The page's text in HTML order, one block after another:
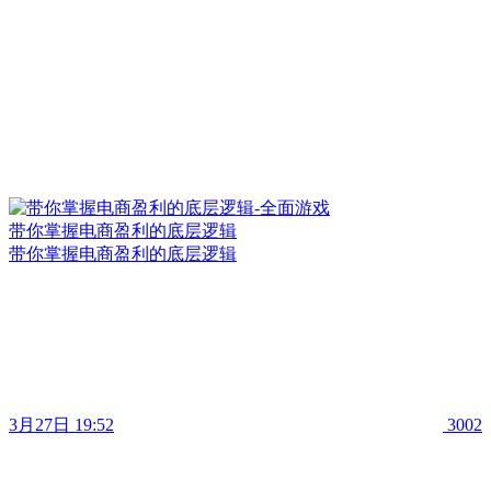
带你掌握电商盈利的底层逻辑
带你掌握电商盈利的底层逻辑
3月27日 19:52 3002